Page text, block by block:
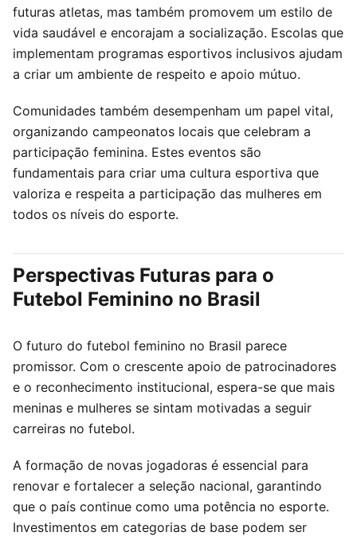
futuras atletas, mas também promovem um estilo de
vida saudável e encorajam a socialização. Escolas que
implementam programas esportivos inclusivos ajudam
a criar um ambiente de respeito e apoio mútuo.
Comunidades também desempenham um papel vital,
organizando campeonatos locais que celebram a
participação feminina. Estes eventos são
fundamentais para criar uma cultura esportiva que
valoriza e respeita a participação das mulheres em
todos os níveis do esporte.
Perspectivas Futuras para o
Futebol Feminino no Brasil
O futuro do futebol feminino no Brasil parece
promissor. Com o crescente apoio de patrocinadores
e o reconhecimento institucional, espera-se que mais
meninas e mulheres se sintam motivadas a seguir
carreiras no futebol.
A formação de novas jogadoras é essencial para
renovar e fortalecer a seleção nacional, garantindo
que o país continue como uma potência no esporte.
Investimentos em categorias de base podem ser